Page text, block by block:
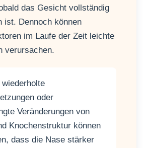
das Gesicht vollständig
ist. Dennoch können
im Laufe der Zeit leichte
verursachen.
oder
Veränderungen von
Knochenstruktur können
dass die Nase stärker